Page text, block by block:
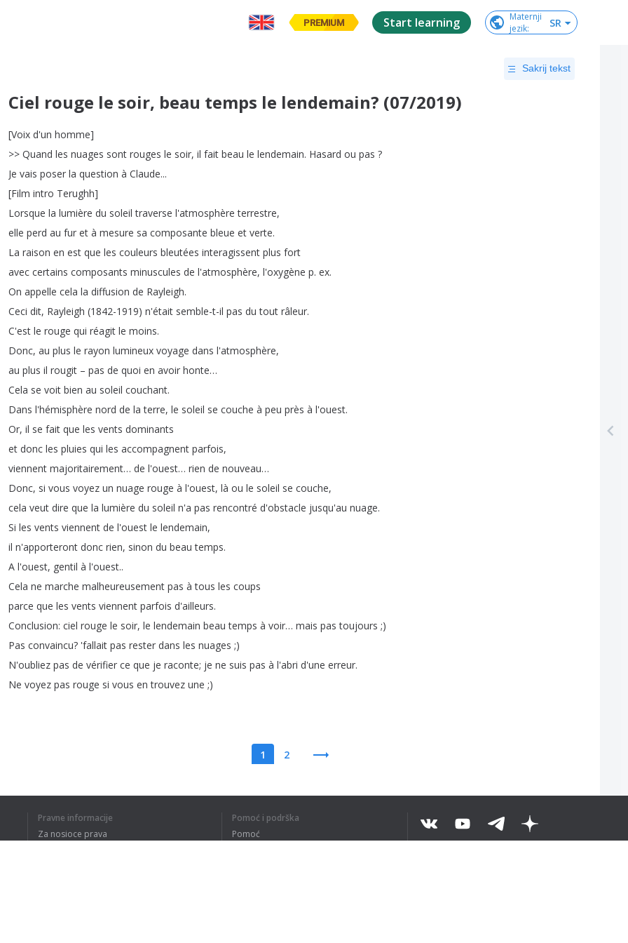
PREMIUM Start learning
Maternji
jezik: SR
Sakrij tekst
Ciel rouge le soir, beau temps le lendemain? (07/2019)
[Voix d'un homme]
>> Quand les nuages sont rouges le soir, il fait beau le lendemain. Hasard ou pas ?
Je vais poser la question à Claude...
[Film intro Terughh]
Lorsque la lumière du soleil traverse l'atmosphère terrestre,
elle perd au fur et à mesure sa composante bleue et verte.
La raison en est que les couleurs bleutées interagissent plus fort
avec certains composants minuscules de l'atmosphère, l'oxygène p. ex.
On appelle cela la diffusion de Rayleigh.
Ceci dit, Rayleigh (1842-1919) n'était semble-t-il pas du tout râleur.
C'est le rouge qui réagit le moins.
Donc, au plus le rayon lumineux voyage dans l'atmosphère,
au plus il rougit – pas de quoi en avoir honte…
Cela se voit bien au soleil couchant.
Dans l'hémisphère nord de la terre, le soleil se couche à peu près à l'ouest.
Or, il se fait que les vents dominants
et donc les pluies qui les accompagnent parfois,
viennent majoritairement… de l'ouest… rien de nouveau…
Donc, si vous voyez un nuage rouge à l'ouest, là ou le soleil se couche,
cela veut dire que la lumière du soleil n'a pas rencontré d'obstacle jusqu'au nuage.
Si les vents viennent de l'ouest le lendemain,
il n'apporteront donc rien, sinon du beau temps.
A l'ouest, gentil à l'ouest..
Cela ne marche malheureusement pas à tous les coups
parce que les vents viennent parfois d'ailleurs.
Conclusion: ciel rouge le soir, le lendemain beau temps à voir… mais pas toujours ;)
Pas convaincu? 'fallait pas rester dans les nuages ;)
N'oubliez pas de vérifier ce que je raconte; je ne suis pas à l'abri d'une erreur.
Ne voyez pas rouge si vous en trouvez une ;)
1 2
RAZUMEM CEO TEKST
Pravne informacije
Za nosioce prava
Pomoć i podrška
Pomoć